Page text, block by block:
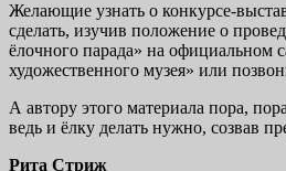
Желающие узнать о конкурсе-
сделать, изучив положение о
ёлочного парада» на официальном
художественного музея» или
А автору этого материала пора,
ведь и ёлку делать нужно, созвав
Рита Стриж